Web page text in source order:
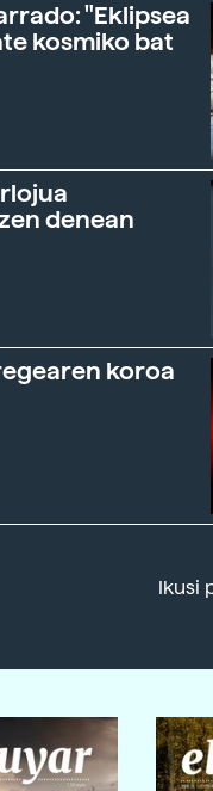
"Eklipsea
kosmiko bat
denean
koroa
Ikusi